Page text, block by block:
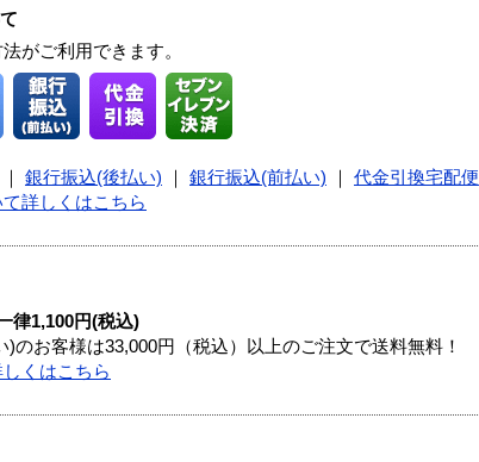
がご利用できます。
銀行振込(後払い) 銀行振込(前払い) 代金引換宅配便
詳しくはこちら
律1,100円(税込)
のお客様は33,000円（税込）以上のご注文で送料無料！
くはこちら